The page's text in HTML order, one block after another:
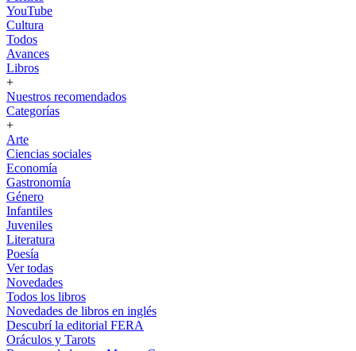
YouTube
Cultura
Todos
Avances
Libros
+
Nuestros recomendados
Categorías
+
Arte
Ciencias sociales
Economía
Gastronomía
Género
Infantiles
Juveniles
Literatura
Poesía
Ver todas
Novedades
Todos los libros
Novedades de libros en inglés
Descubrí la editorial FERA
Oráculos y Tarots